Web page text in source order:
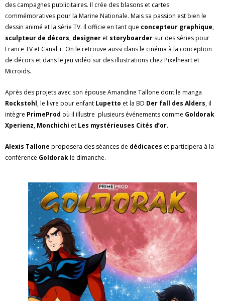
des campagnes publicitaires. Il crée des blasons et cartes
commémoratives pour la Marine Nationale. Mais sa passion est bien le
dessin animé et la série TV. Il officie en tant que concepteur graphique,
sculpteur de décors, designer et storyboarder sur des séries pour
France TV et Canal +. On le retrouve aussi dans le cinéma à la conception
de décors et dans le jeu vidéo sur des illustrations chez Pixelheart et
Microids.
Après des projets avec son épouse Amandine Tallone dont le manga
Rockstohl, le livre pour enfant Lupetto et la BD Der fall des Alders, il
intègre PrimeProd où il illustre plusieurs événements comme Goldorak
Xperienz, Monchichi et Les mystérieuses Cités d’or.
Alexis Tallone proposera des séances de dédicaces et participera à la
conférence Goldorakle dimanche.